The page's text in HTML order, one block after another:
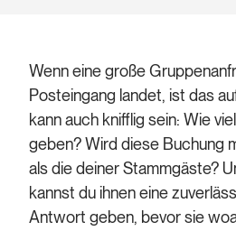
Wenn eine große
Posteingang landet, ist das
kann auch knifflig sein: Wie
geben? Wird diese Buchung
als die deiner Stammgäste?
kannst du ihnen eine
Antwort geben, bevor sie